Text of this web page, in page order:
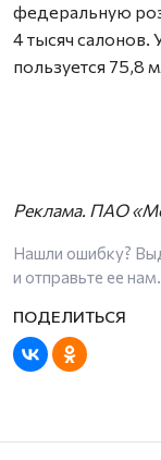
федеральную
4 тысяч салонов.
пользуется 75,8
Реклама. ПАО
Нашли ошибку?
и отправьте ее нам.